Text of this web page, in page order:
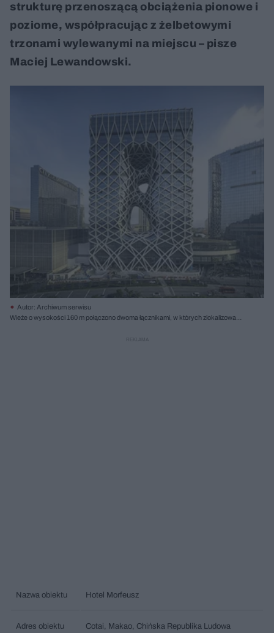
strukturę przenoszącą obciążenia pionowe i
poziome, współpracując z żelbetowymi
trzonami wylewanymi na miejscu – pisze
Maciej Lewandowski.
Autor: Archiwum serwisu
Wieże o wysokości 160 m połączono dwoma łącznikami, w których zlokalizowano
Nazwa obiektu Hotel Morfeusz
Adres obiektu Cotai, Makao, Chińska Republika Ludowa